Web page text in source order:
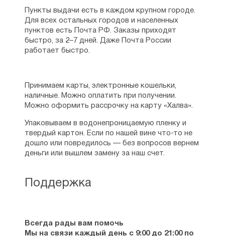
Поддержка
Всегда рады вам помочь
Мы на связи каждый день с 9:00 до 21:00 по
Пункты выдачи есть в каждом крупном городе.
Для всех остальных городов и населенных
пунктов есть Почта РФ. Заказы приходят
быстро, за 2–7 дней. Даже Почта России
работает быстро.
Принимаем карты, электронные кошельки,
наличные. Можно оплатить при получении.
Можно оформить рассрочку на карту «Халва».
Упаковываем в водонепроницаемую пленку и
твердый картон. Если по нашей вине что-то не
дошло или повредилось — без вопросов вернем
деньги или вышлем замену за наш счет.